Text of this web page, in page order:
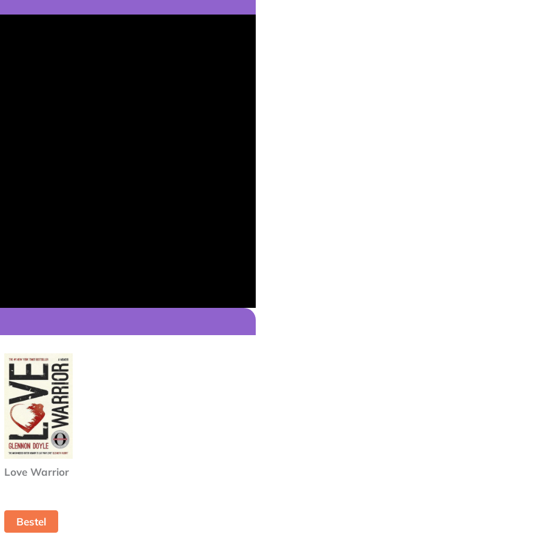
Love Warrior
Bestel